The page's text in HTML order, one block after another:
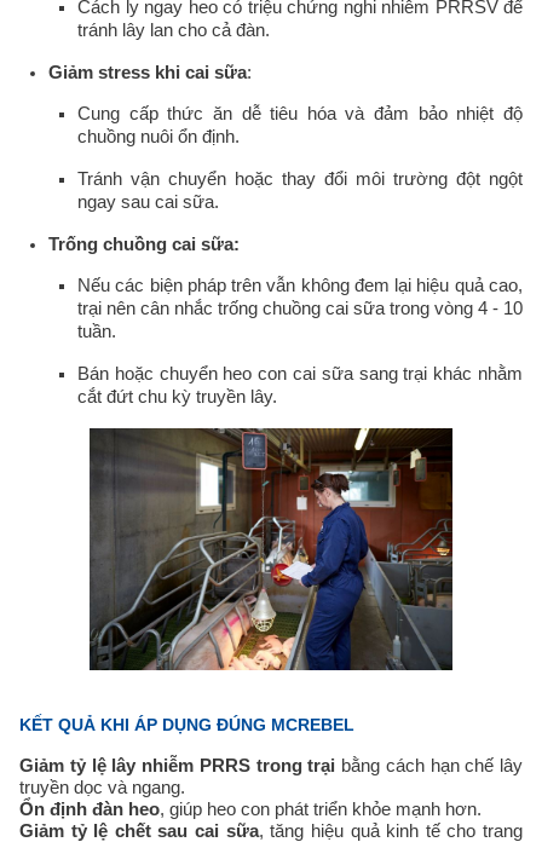
Cách ly ngay heo có triệu chứng nghi nhiễm PRRSV để
tránh lây lan cho cả đàn.
Giảm stress khi cai sữa:
Cung cấp thức ăn dễ tiêu hóa và đảm bảo nhiệt độ
chuồng nuôi ổn định.
Tránh vận chuyển hoặc thay đổi môi trường đột ngột
ngay sau cai sữa.
Trống chuồng cai sữa:
Nếu các biện pháp trên vẫn không đem lại hiệu quả cao,
trại nên cân nhắc trống chuồng cai sữa trong vòng 4 - 10
tuần.
Bán hoặc chuyển heo con cai sữa sang trại khác nhằm
cắt đứt chu kỳ truyền lây.
KẾT QUẢ KHI ÁP DỤNG ĐÚNG MCREBEL
Giảm tỷ lệ lây nhiễm PRRS trong trại bằng cách hạn chế lây
truyền dọc và ngang.
Ổn định đàn heo, giúp heo con phát triển khỏe mạnh hơn.
Giảm tỷ lệ chết sau cai sữa, tăng hiệu quả kinh tế cho trang